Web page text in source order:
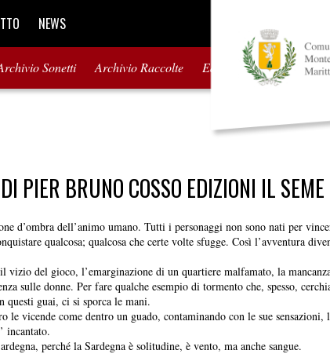
NEWS
Sonetti Archivio Raccolte Edizioni precedenti
PIER BRUNO COSSO EDIZIONI IL
d’ombra dell’animo umano. Tutti i personaggi non sono nati per
qualcosa; qualcosa che certe volte sfugge. Così l’avventura
vizio del gioco, l’emarginazione di un quartiere malfamato, la
sulle donne. Per fare qualche esempio di tormento che, spesso,
questi guai, ci si sporca le mani.
le vicende come dentro un guado, contaminando con le sue sensazioni,
incantato.
perché la Sardegna è solitudine, è vento, ma anche sangue.